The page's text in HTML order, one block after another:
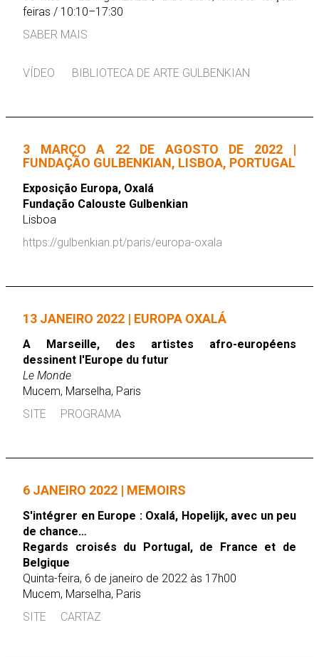
feiras / 10:10–17:30
SABER MAIS
VÍDEO BIBLIOTECA DE ARTE GULBENKIAN
3 MARÇO A 22 DE AGOSTO DE 2022 |
FUNDAÇÃO GULBENKIAN, LISBOA, PORTUGAL
Exposição Europa, Oxalá
Fundação Calouste Gulbenkian
Lisboa
https://gulbenkian.pt/paris/europa-oxala
13 JANEIRO 2022 | EUROPA OXALÁ
A Marseille, des artistes afro-européens
dessinent l'Europe du futur
Le Monde
Mucem, Marselha, Paris
SITE
PROGRAMA
6 JANEIRO 2022 | MEMOIRS
S'intégrer en Europe : Oxalá, Hopelijk, avec un peu
de chance…
Regards croisés du Portugal, de France et de
Belgique
Quinta-feira, 6 de janeiro de 2022 às 17h00
Mucem, Marselha, Paris
SITE
CARTAZ